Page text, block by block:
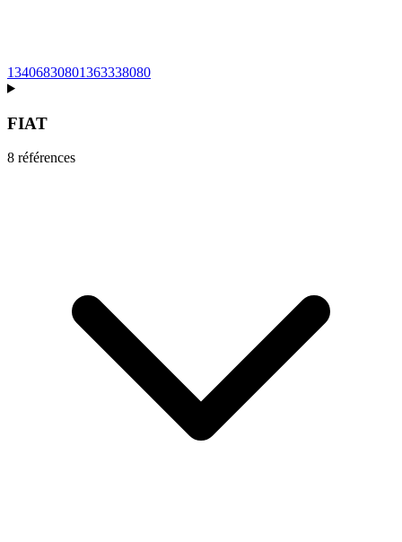
13406830801363338080
FIAT
8 références